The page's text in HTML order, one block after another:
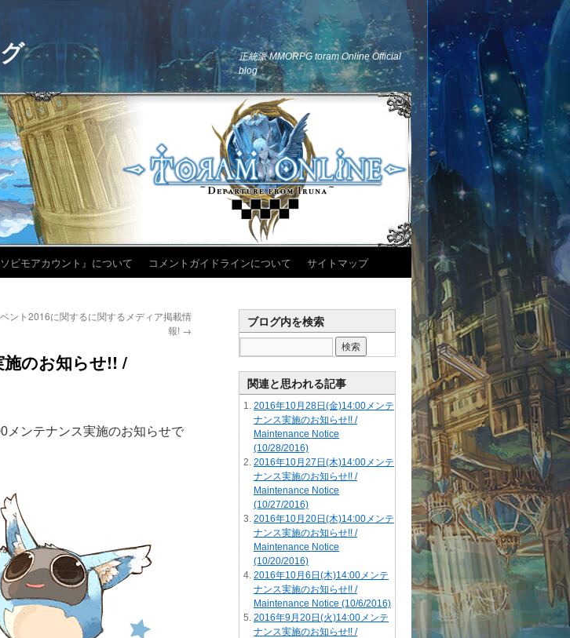
正統派 MMORPG toram Online Official
blog
ソビモアカウント』について コメントガイドラインについて サイトマップ
ント2016に関するに関するメディア掲載情
報! →
のお知らせ!! /
メンテナンス実施のお知らせで
ブログ内を検索
関連と思われる記事
2016年10月28日(金)14:00メンテ
ナンス実施のお知らせ!! /
Maintenance Notice
(10/28/2016)
2016年10月27日(木)14:00メンテ
ナンス実施のお知らせ!! /
Maintenance Notice
(10/27/2016)
2016年10月20日(木)14:00メンテ
ナンス実施のお知らせ!! /
Maintenance Notice
(10/20/2016)
2016年10月6日(木)14:00メンテ
ナンス実施のお知らせ!! /
Maintenance Notice (10/6/2016)
2016年9月20日(火)14:00メンテ
ナンス実施のお知らせ!! /